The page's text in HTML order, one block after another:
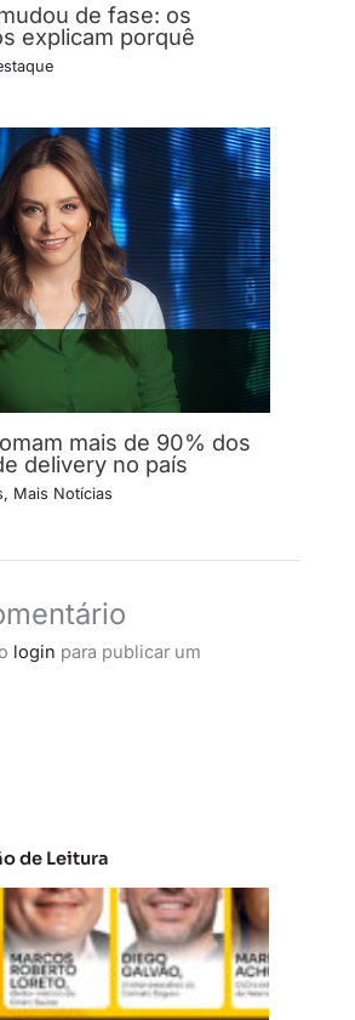
de fase: os
explicam porquê
mais de 90% dos
delivery no país
, Mais Notícias
login para publicar um
de Leitura